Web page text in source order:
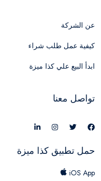
عن الشركة
كيفية عمل طلب شراء
ابدأ البيع علي كذا ميزة
تواصل معنا
حمل تطبيق كذا ميزة
iOS App